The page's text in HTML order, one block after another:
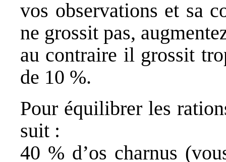
vos observations et sa
ne grossit pas,
au contraire il grossit
de 10 %.
Pour équilibrer les
suit :
40 % d’os charnus